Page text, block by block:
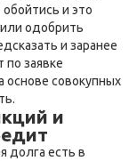
и это
одобрить
и заранее
по заявке
основе совокупных
и
долга есть в